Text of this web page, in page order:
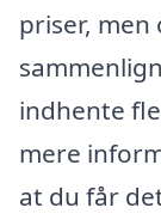
priser,
indhente
mere
at du får